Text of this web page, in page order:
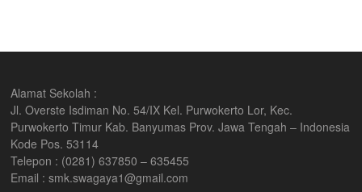
Alamat Sekolah :
Jl. Overste Isdiman No. 54/IX Kel. Purwokerto Lor, Kec.
Purwokerto Timur Kab. Banyumas Prov. Jawa Tengah – Indonesia
Kode Pos. 53114
Telepon : (0281) 637850 – 635455
Email : smk.swagaya1@gmail.com